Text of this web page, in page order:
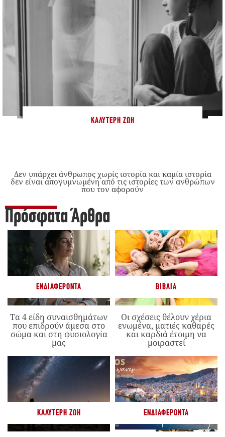
ΚΑΛΎΤΕΡΗ ΖΩΉ
Δεν υπάρχει άνθρωπος χωρίς ιστορία και καμία ιστορία
δεν είναι απογυμνωμένη από τις ιστορίες των ανθρώπων
που τον αφορούν
Πρόσφατα Άρθρα
ΕΝΔΙΑΦΈΡΟΝΤΑ
Τα 4 είδη συναισθημάτων
που επιδρούν άμεσα στο
σώμα και στη φυσιολογία
μας
ΒΙΒΛΊΑ
Οι σχέσεις θέλουν χέρια
ενωμένα, ματιές καθαρές
και καρδιά έτοιμη να
μοιραστεί
ΚΑΛΎΤΕΡΗ ΖΩΉ ΕΝΔΙΑΦΈΡΟΝΤΑ